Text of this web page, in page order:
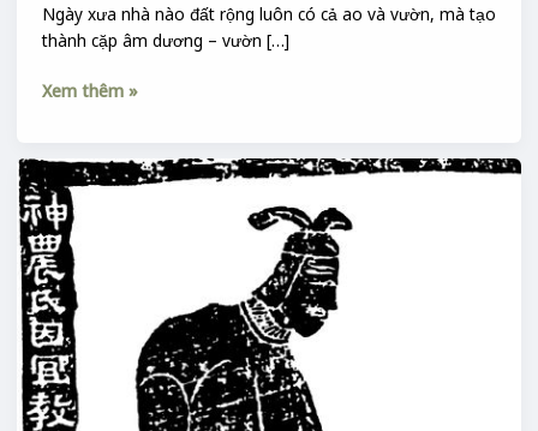
Ngày xưa nhà nào đất rộng luôn có cả ao và vườn, mà tạo
thành cặp âm dương – vườn […]
Xem thêm »
VƯỜN
DẠI